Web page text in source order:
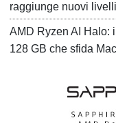
raggiunge nuovi livelli
AMD Ryzen AI Halo:
128 GB che sfida